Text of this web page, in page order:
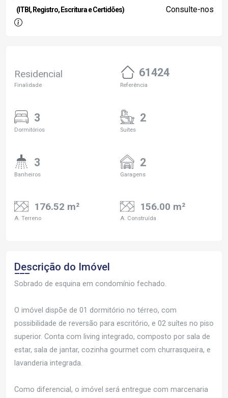
(ITBI, Registro, Escritura e Certidões) Consulte-nos
Residencial
Finalidade
61424
Referência
3
Dormitórios
2
Suítes
3
Banheiros
2
Garagens
176.52 m²
A. Terreno
156.00 m²
A. Construída
Descrição do Imóvel
Sobrado de esquina em condomínio fechado.
O imóvel dispõe de 01 dormitório no térreo, com
possibilidade de reversão para escritório, e 02 suítes no piso
superior. Conta com living integrado, composto por sala de
estar, sala de jantar, cozinha gourmet com churrasqueira, e
lavanderia integrada.
Como diferencial, o imóvel será entregue com marcenaria